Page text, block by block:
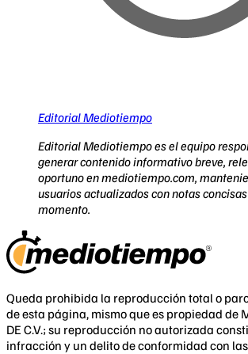
Editorial Mediotiempo
Editorial Mediotiempo es el equipo
generar contenido informativo breve,
oportuno en mediotiempo.com,
usuarios actualizados con notas
momento.
Queda prohibida la reproducción total o
de esta página, mismo que es propiedad de
DE C.V.; su reproducción no autorizada
infracción y un delito de conformidad con